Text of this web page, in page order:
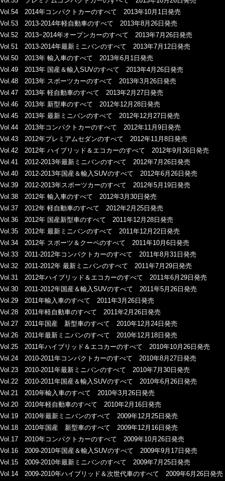
Vol.54 2014年コンパクトカーのすべて 2013年10月1日発売
Vol.53 2013-2014年軽自動車のすべて 2013年8月26日発売
Vol.52 2013−2014年オープンカーのすべて 2013年7月26日発売
Vol.51 2013-2014年最新ミニバンのすべて 2013年7月12日発売
Vol.50 2013年 輸入車のすべて 2013年6月1日発売
Vol.49 2013年 国産＆輸入SUVのすべて 2013年4月26日発売
Vol.48 2013年 スポーツカーのすべて 2013年3月26日発売
Vol.47 2013年 軽自動車のすべて 2013年2月27日発売
Vol.46 2013年 新型車のすべて 2012年12月28日発売
Vol.45 2013年 最新ミニバンのすべて 2012年12月27日発売
Vol.44 2013年コンパクトカーのすべて 2012年11月9日発売
Vol.43 2012年プレミアムセダンのすべて 2012年11月8日発売
Vol.42 2012年 ハイブリッド＆エコカーのすべて 2012年9月26日発売
Vol.41 2012-2013年最新ミニバンのすべて 2012年7月26日発売
Vol.40 2012-2013年国産＆輸入SUVのすべて 2012年6月26日発売
Vol.39 2012-2013年スポーツカーのすべて 2012年5月19日発売
Vol.38 2012年 輸入車のすべて 2012年3月30日発売
Vol.37 2012年 軽自動車のすべて 2012年2月25日発売
Vol.36 2012年 国産新型車のすべて 2011年12月28日発売
Vol.35 2012年 最新ミニバンのすべて 2011年12月22日発売
Vol.34 2012年 スポーツ＆クーペのすべて 2011年10月6日発売
Vol.33 2011-2012年コンパクトカーのすべて 2011年8月31日発売
Vol.32 2011-2012年 最新ミニバンのすべて 2011年7月29日発売
Vol.31 2012年ハイブリッド＆エコカーのすべて 2011年6月29日発売
Vol.30 2011-2012年国産＆輸入SUVのすべて 2011年5月26日発売
Vol.29 2011年輸入車のすべて 2011年3月26日発売
Vol.28 2011年軽自動車のすべて 2011年2月26日発売
Vol.27 2011年国産 新型車のすべて 2010年12月24日発売
Vol.26 2011年最新ミニバンのすべて 2010年12月18日発売
Vol.25 2011年ハイブリッド＆エコカーのすべて 2010年10月26日発売
Vol.24 2010-2011年コンパクトカーのすべて 2010年8月27日発売
Vol.23 2010-2011年最新ミニバンのすべて 2010年7月30日発売
Vol.22 2010-2011年国産＆輸入SUVのすべて 2010年6月26日発売
Vol.21 2010年輸入車のすべて 2010年3月26日発売
Vol.20 2010年軽自動車のすべて 2010年2月16日発売
Vol.19 2010年最新ミニバンのすべて 2009年12月25日発売
Vol.18 2010年国産 新型車のすべて 2009年12月16日発売
Vol.17 2010年コンパクトカーのすべて 2009年10月26日発売
Vol.16 2009-2010年国産＆輸入SUVのすべて 2009年9月17日発売
Vol.15 2009-2010年最新ミニバンのすべて 2009年7月25日発売
Vol.14 2009-2010年ハイブリッド＆次世代車のすべて 2009年6月26日発売